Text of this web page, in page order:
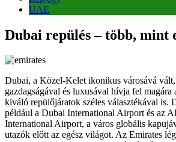
UAE
Dubai repülés – több, mint
Dubai, a Közel-Kelet ikonikus városává
gazdagságával és luxusával hívja fel magára
kiváló repülőjáratok széles választékával is.
például a Dubai International Airport és az
International Airport, a város globális
utazók előtt az egész világot. Az Emirates